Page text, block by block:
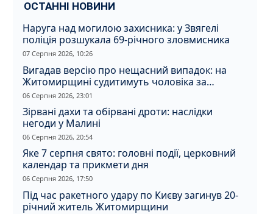
ОСТАННІ НОВИНИ
Наруга над могилою захисника: у Звягелі
поліція розшукала 69-річного зловмисника
07 Серпня 2026, 10:26
Вигадав версію про нещасний випадок: на
Житомирщині судитимуть чоловіка за
вбивство співмешканки
06 Серпня 2026, 23:01
Зірвані дахи та обірвані дроти: наслідки
негоди у Малині
06 Серпня 2026, 20:54
Яке 7 серпня свято: головні події, церковний
календар та прикмети дня
06 Серпня 2026, 17:50
Під час ракетного удару по Києву загинув 20-
річний житель Житомирщини